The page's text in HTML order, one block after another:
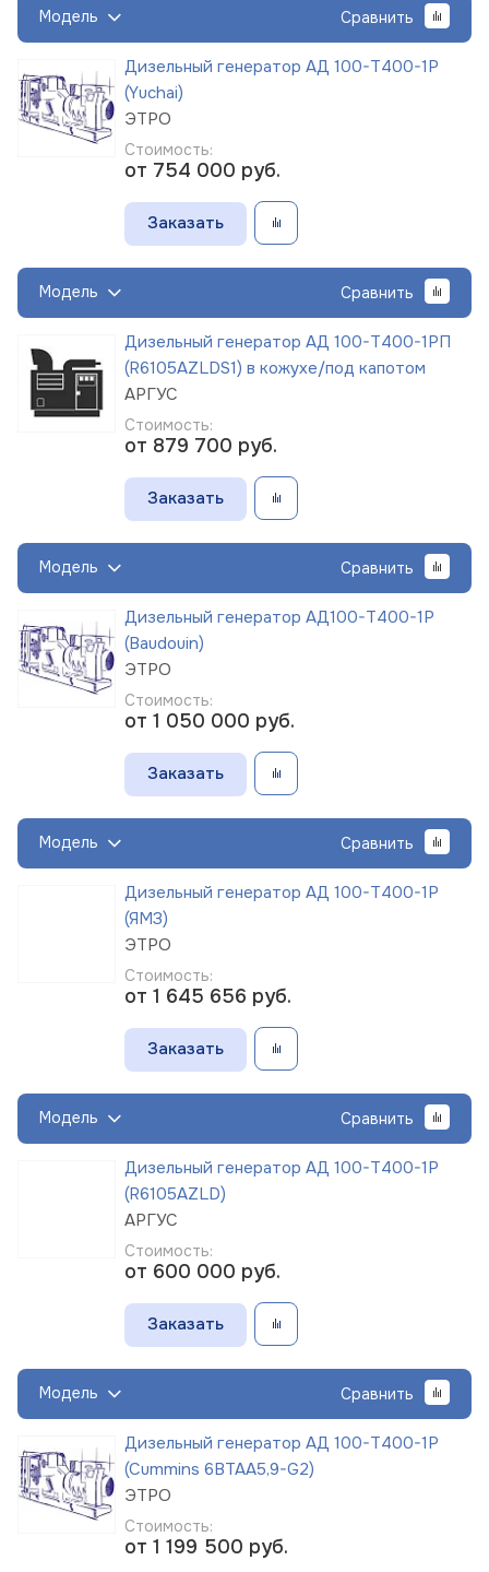
Модель Сравнить
Дизельный генератор АД 100-Т400-1Р
(Yuchai)
ЭТРО
Стоимость:
от 754 000 руб.
Заказать
Модель Сравнить
Дизельный генератор АД 100-Т400-1РП
(R6105AZLDS1) в кожухе/под капотом
АРГУС
Стоимость:
от 879 700 руб.
Заказать
Модель Сравнить
Дизельный генератор АД100-Т400-1Р
(Baudouin)
ЭТРО
Стоимость:
от 1 050 000 руб.
Заказать
Модель Сравнить
Дизельный генератор АД 100-Т400-1Р
(ЯМЗ)
ЭТРО
Стоимость:
от 1 645 656 руб.
Заказать
Модель Сравнить
Дизельный генератор АД 100-Т400-1Р
(R6105AZLD)
АРГУС
Стоимость:
от 600 000 руб.
Заказать
Модель Сравнить
Дизельный генератор АД 100-Т400-1Р
(Cummins 6BTAA5,9-G2)
ЭТРО
Стоимость:
от 1 199 500 руб.